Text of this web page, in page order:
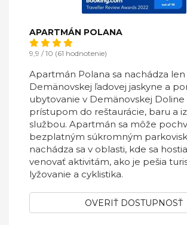
APARTMÁN POLANA
9,9 / 10 (61 hodnotenie)
Apartmán Polana sa nachádza len
Demänovskej ľadovej jaskyne a
ubytovanie v Demänovskej Doline
prístupom do reštaurácie, baru a
službou. Apartmán sa môže
bezplatným súkromným
nachádza sa v oblasti, kde sa
venovať aktivitám, ako je pešia
lyžovanie a cyklistika.
OVERIŤ DOSTUPNOSŤ